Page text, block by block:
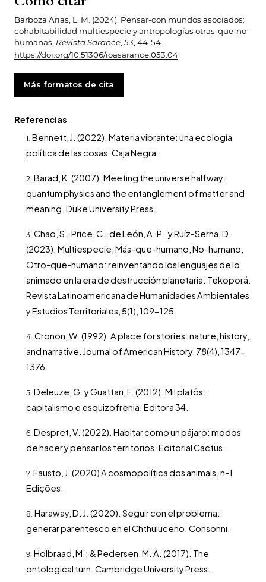
Barboza Arias, L. M. (2024). Pensar-con mundos asociados:
cohabitabilidad multiespecie y antropologías otras-que-no-
humanas. Revista Sarance, 53, 44-54.
https://doi.org/10.51306/ioasarance.053.04
Más formatos de cita
Referencias
Bennett, J. (2022). Materia vibrante: una ecología
política de las cosas. Caja Negra.
Barad, K. (2007). Meeting the universe halfway:
quantum physics and the entanglement of matter and
meaning. Duke University Press.
Chao, S., Price, C., de León, A. P., y Ruíz-Serna, D.
(2023). Multiespecie, Más-que-humano, No-humano,
Otro-que-humano: reinventando los lenguajes de lo
animado en la era de destrucción planetaria. Tekoporá.
Revista Latinoamericana de Humanidades Ambientales
y Estudios Territoriales, 5(1), 109-125.
Cronon, W. (1992). A place for stories: nature, history,
and narrative. Journal of American History, 78(4), 1347-
1376.
Deleuze, G. y Guattari, F. (2012). Mil platôs:
capitalismo e esquizofrenia. Editora 34.
Despret, V. (2022). Habitar como un pájaro: modos
de hacer y pensar los territorios. Editorial Cactus.
Fausto, J. (2020) A cosmopolítica dos animais. n-1
Edições.
Haraway, D. J. (2020). Seguir con el problema:
generar parentesco en el Chthuluceno. Consonni.
Holbraad, M.; & Pedersen, M. A. (2017). The
ontological turn. Cambridge University Press.